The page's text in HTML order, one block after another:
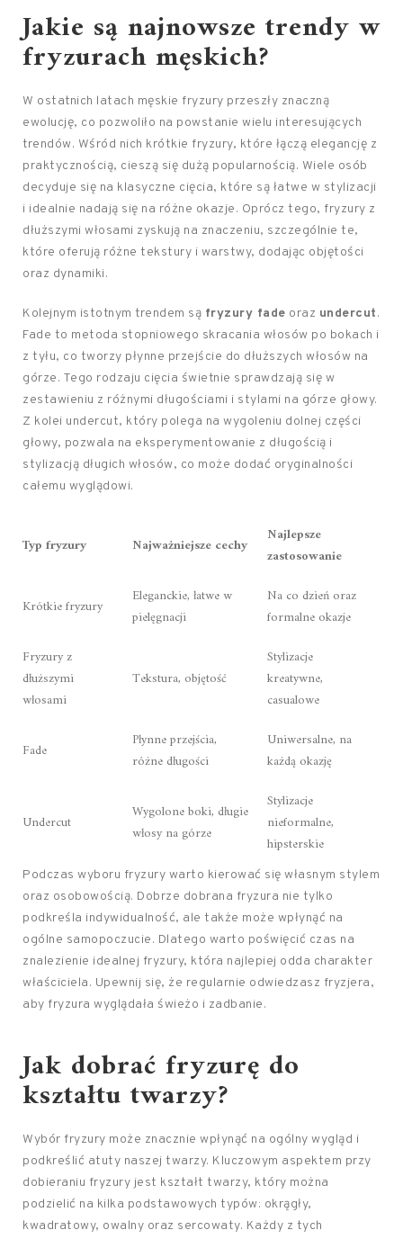
Jakie są najnowsze trendy w
fryzurach męskich?
W ostatnich latach męskie fryzury przeszły znaczną
ewolucję, co pozwoliło na powstanie wielu interesujących
trendów. Wśród nich krótkie fryzury, które łączą elegancję z
praktycznością, cieszą się dużą popularnością. Wiele osób
decyduje się na klasyczne cięcia, które są łatwe w stylizacji
i idealnie nadają się na różne okazje. Oprócz tego, fryzury z
dłuższymi włosami zyskują na znaczeniu, szczególnie te,
które oferują różne tekstury i warstwy, dodając objętości
oraz dynamiki.
Kolejnym istotnym trendem są fryzury fade oraz undercut.
Fade to metoda stopniowego skracania włosów po bokach i
z tyłu, co tworzy płynne przejście do dłuższych włosów na
górze. Tego rodzaju cięcia świetnie sprawdzają się w
zestawieniu z różnymi długościami i stylami na górze głowy.
Z kolei undercut, który polega na wygoleniu dolnej części
głowy, pozwala na eksperymentowanie z długością i
stylizacją długich włosów, co może dodać oryginalności
całemu wyglądowi.
Typ fryzury Najważniejsze cechy
Najlepsze
zastosowanie
Krótkie fryzury
Eleganckie, łatwe w
pielęgnacji
Na co dzień oraz
formalne okazje
Fryzury z
dłuższymi
włosami
Tekstura, objętość
Stylizacje
kreatywne,
casualowe
Fade
Płynne przejścia,
różne długości
Uniwersalne, na
każdą okazję
Undercut
Wygolone boki, długie
włosy na górze
Stylizacje
nieformalne,
hipsterskie
Podczas wyboru fryzury warto kierować się własnym stylem
oraz osobowością. Dobrze dobrana fryzura nie tylko
podkreśla indywidualność, ale także może wpłynąć na
ogólne samopoczucie. Dlatego warto poświęcić czas na
znalezienie idealnej fryzury, która najlepiej odda charakter
właściciela. Upewnij się, że regularnie odwiedzasz fryzjera,
aby fryzura wyglądała świeżo i zadbanie.
Jak dobrać fryzurę do
kształtu twarzy?
Wybór fryzury może znacznie wpłynąć na ogólny wygląd i
podkreślić atuty naszej twarzy. Kluczowym aspektem przy
dobieraniu fryzury jest kształt twarzy, który można
podzielić na kilka podstawowych typów: okrągły,
kwadratowy, owalny oraz sercowaty. Każdy z tych